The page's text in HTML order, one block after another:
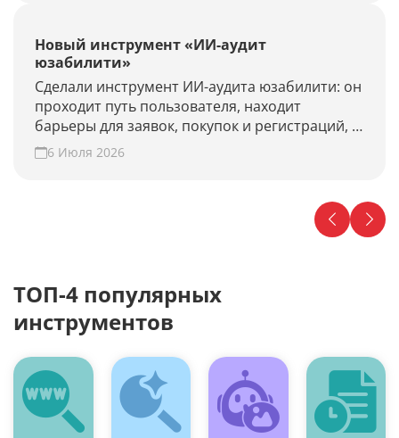
Новый инструмент «ИИ-аудит
юзабилити»
Сделали инструмент ИИ-аудита юзабилити: он
проходит путь пользователя, находит
барьеры для заявок, покупок и регистраций, и
предлагает гипотезы для роста конверсии.
Проверьте свой сайт прямо сейчас!
6 Июля 2026
ТОП-4 популярных
инструментов